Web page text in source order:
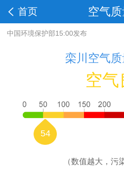
空气
首页
中国环境保护部15:00发布
栾川空气
空气
54
（数值越大，污